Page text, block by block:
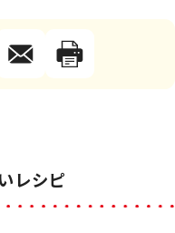
レシピ